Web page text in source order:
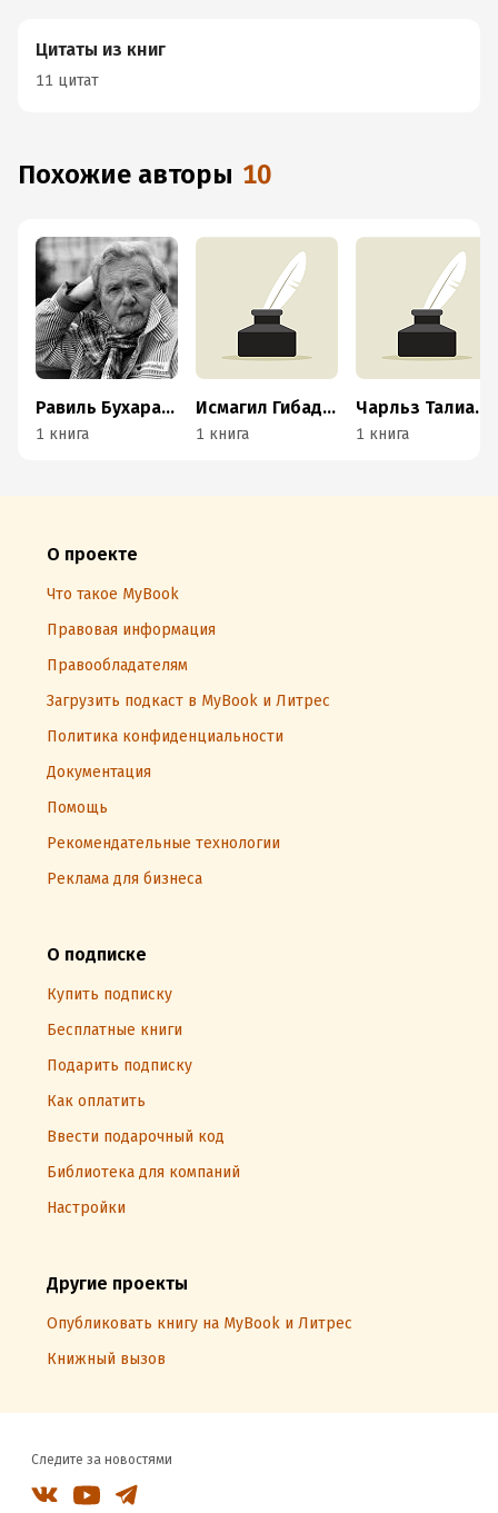
Цитаты из книг
11 цитат
Похожие авторы 10
Равиль Бухараев
1 книга
Исмагил Гибадуллин
1 книга
Чарльз Талиаферро
1 книга
О проекте
Что такое MyBook
Правовая информация
Правообладателям
Загрузить подкаст в MyBook и Литрес
Политика конфиденциальности
Документация
Помощь
Рекомендательные технологии
Реклама для бизнеса
О подписке
Купить подписку
Бесплатные книги
Подарить подписку
Как оплатить
Ввести подарочный код
Библиотека для компаний
Настройки
Другие проекты
Опубликовать книгу на MyBook и Литрес
Книжный вызов
Следите за новостями